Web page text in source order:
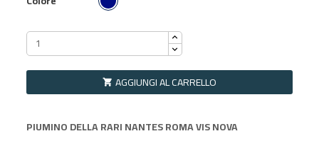
 AGGIUNGI AL CARRELLO
PIUMINO DELLA RARI NANTES ROMA VIS NOVA